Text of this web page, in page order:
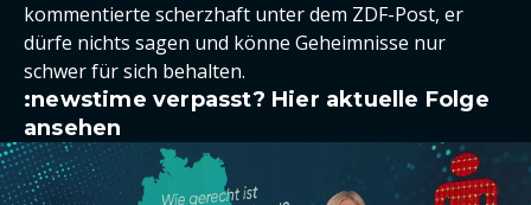
kommentierte scherzhaft unter dem ZDF-Post, er
dürfe nichts sagen und könne Geheimnisse nur
schwer für sich behalten.
:newstime verpasst? Hier aktuelle Folge
ansehen